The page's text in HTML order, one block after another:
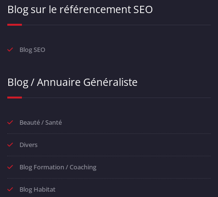
Blog sur le référencement SEO
Blog SEO
Blog / Annuaire Généraliste
Beauté / Santé
Divers
Blog Formation / Coaching
Blog Habitat